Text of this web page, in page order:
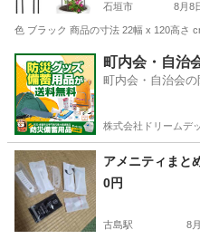
石垣市 8月8
色 ブラック 商品の寸法 22幅 x 120高さ
沖縄 石垣市 家庭用品
町内会・自治
町内会・自治会
株式会社ドリームデ
アメニティまと
0円
古島駅 8